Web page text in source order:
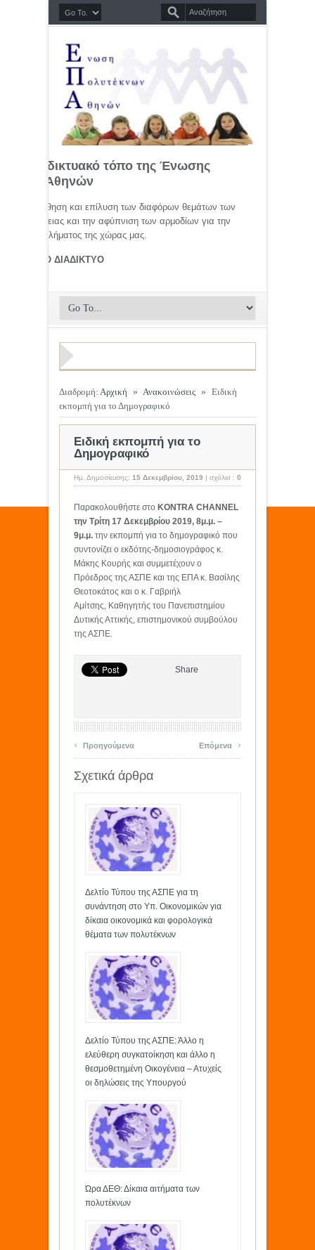
διαδικτυακό τόπο της Ένωσης
Αθηνών
προώθηση και επίλυση των διαφόρων θεμάτων των
οικογένειας και την αφύπνιση των αρμοδίων για την
προβλήματος της χώρας μας.
ΣΤΟ ΔΙΑΔΙΚΤΥΟ
Διαδρομή: Αρχική » Ανακοινώσεις » Ειδική
εκπομπή για το Δημογραφικό
Ειδική εκπομπή για το
Δημογραφικό
Ημ. Δημοσίευσης: 15 Δεκεμβρίου, 2019 | σχόλιο : 0
Παρακολουθήστε στο KONTRA CHANNEL
την Τρίτη 17 Δεκεμβρίου 2019, 8μ.μ. –
9μ.μ. την εκπομπή για το δημογραφικό που
συντονίζει ο εκδότης-δημοσιογράφος κ.
Μάκης Κουρής και συμμετέχουν ο
Πρόεδρος της ΑΣΠΕ και της ΕΠΑ κ. Βασίλης
Θεοτοκάτος και ο κ. Γαβριήλ
Αμίτσης, Καθηγητής του Πανεπιστημίου
Δυτικής Αττικής, επιστημονικού συμβούλου
της ΑΣΠΕ.
Share
‹ Προηγούμενα Επόμενα ›
Σχετικά άρθρα
Δελτίο Τύπου της ΑΣΠΕ για τη
συνάντηση στο Υπ. Οικονομικών για
δίκαια οικονομικά και φορολογικά
θέματα των πολυτέκνων
Δελτίο Τύπου της ΑΣΠΕ: Άλλο η
ελεύθερη συγκατοίκηση και άλλο η
θεσμοθετημένη Οικογένεια – Ατυχείς
οι δηλώσεις της Υπουργού
Ώρα ΔΕΘ: Δίκαια αιτήματα των
πολυτέκνων